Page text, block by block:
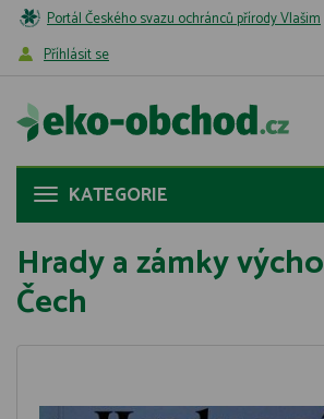
Portál Českého svazu ochránců přírody Vlašim
Příhlásit se
KATEGORIE
Hrady a zámky
Čech